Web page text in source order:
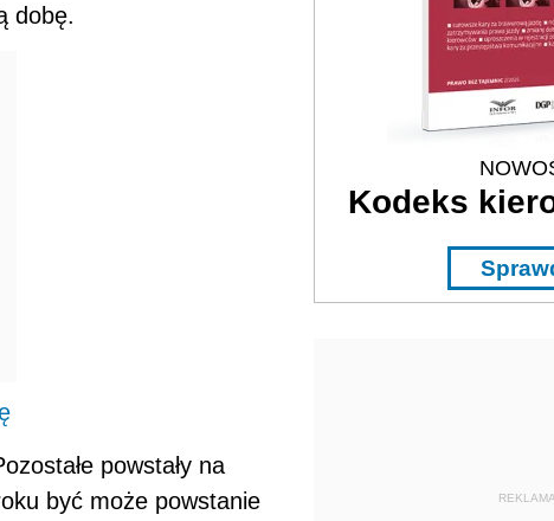
dobę.
powstały na
być może powstanie
Kodeks
REKLAMA